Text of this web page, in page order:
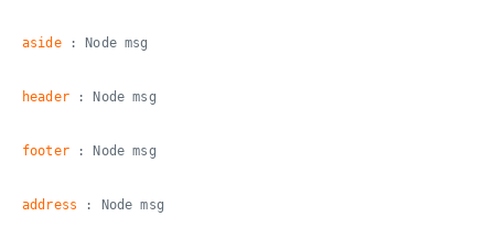
aside: Node msg
header: Node msg
footer: Node msg
address : Node msg